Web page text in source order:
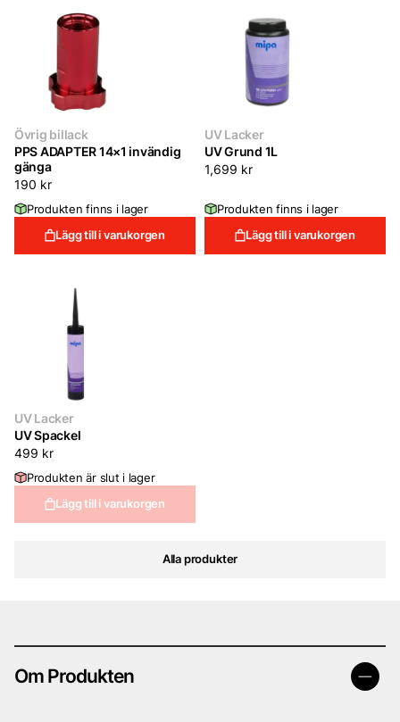
Alla produkter
Övrig billack
PPS ADAPTER 14×1 invändig
gänga
190 kr
Produkten finns i lager
Lägg till i varukorgen
UV Lacker
UV Grund 1L
1,699 kr
Produkten finns i lager
Lägg till i varukorgen
UV Lacker
UV Spackel
499 kr
Produkten är slut i lager
Lägg till i varukorgen
Om Produkten